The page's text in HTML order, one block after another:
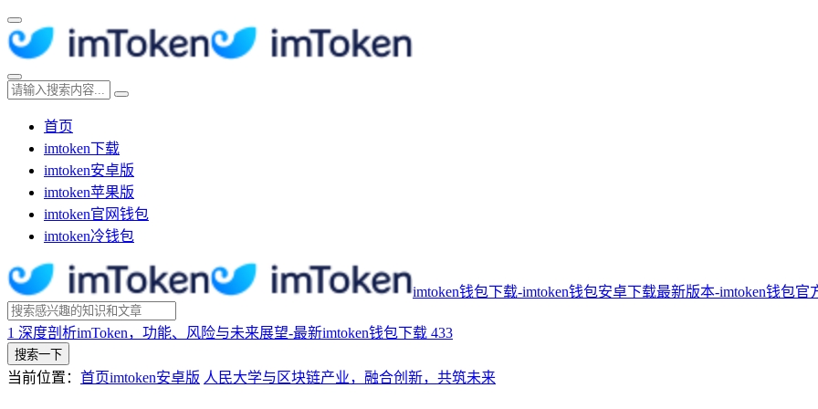
首页
imtoken下载
imtoken安卓版
imtoken苹果版
imtoken官网钱包
imtoken冷钱包
imtoken钱包下载-imtoken钱包安卓下载最新版本-imtoken钱包官
1 深度剖析imToken，功能、风险与未来展望-最新imtoken钱包下载 433
搜索一下
当前位置： 首页imtoken安卓版 人民大学与区块链产业，融合创新，共筑未来